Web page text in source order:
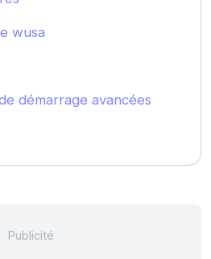
wusa
démarrage avancées